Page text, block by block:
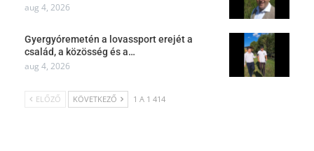
aug 4, 2026
Gyergyóremetén a lovassport erejét a
család, a közösség és a…
aug 4, 2026
ELŐZŐ KÖVETKEZŐ 1 A 1 414